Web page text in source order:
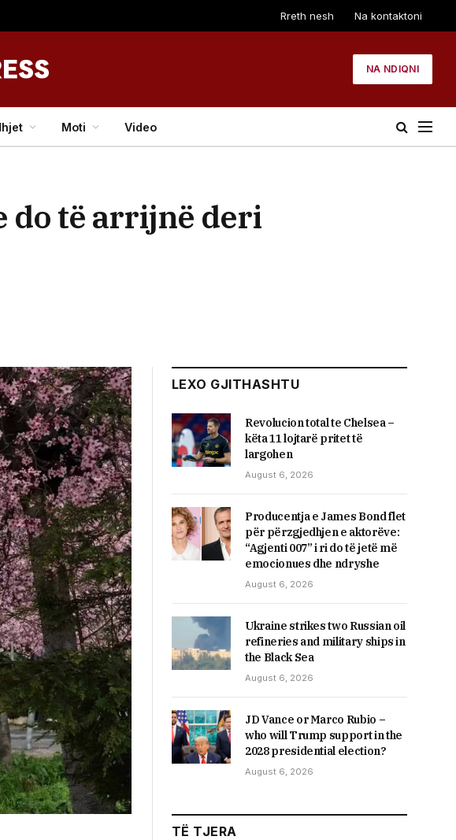
Rreth nesh Na kontaktoni
NA NDIQNI
Moti Video
do të arrijnë deri
LEXO GJITHASHTU
Revolucion total te Chelsea –
këta 11 lojtarë pritet të
largohen
August 6, 2026
Producentja e James Bond flet
për përzgjedhjen e aktorëve:
“Agjenti 007” i ri do të jetë më
emocionues dhe ndryshe
August 6, 2026
Ukraine strikes two Russian oil
refineries and military ships in
the Black Sea
August 6, 2026
JD Vance or Marco Rubio –
who will Trump support in the
2028 presidential election?
August 6, 2026
TË TJERA